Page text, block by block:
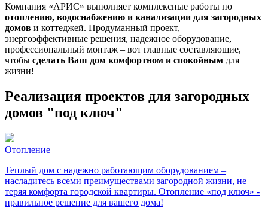
Компания «АРИС» выполняет комплексные работы по
отоплению, водоснабжению и канализации для загородных
домов и коттеджей. Продуманный проект,
энергоэффективные решения, надежное оборудование,
профессиональный монтаж – вот главные составляющие,
чтобы сделать Ваш дом комфортном и спокойным для
жизни!
Реализация проектов для загородных
домов "под ключ"
Отопление
Теплый дом с надежно работающим оборудованием –
насладитесь всеми преимуществами загородной жизни, не
теряя комфорта городской квартиры. Отопление «под ключ» -
правильное решение для вашего дома!